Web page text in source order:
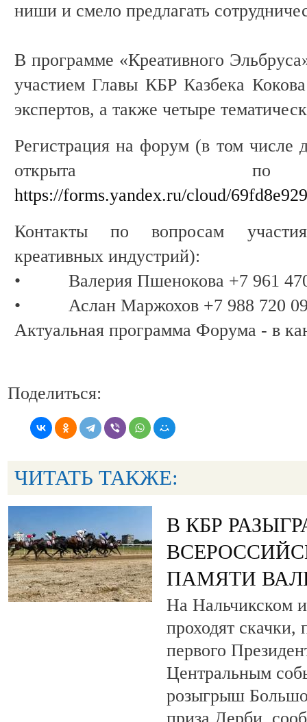
ниши и смело предлагать
В программе «Креативного
участием Главы КБР Казбека
экспертов, а также четыре
Регистрация на форум (в том числе
открыта по
https://forms.yandex.ru/cloud/
Контакты по вопросам
креативных индустрий):
• Валерия Пшенокова +7 961
• Аслан Маржохов +7 988 720
Актуальная программа Форума - в
Поделиться:
ЧИТАТЬ ТАКЖЕ:
В КБР
ПАМЯТИ
На Нальчикском
проходят
первого
Центральным
розыгрыш
приза Дерби,